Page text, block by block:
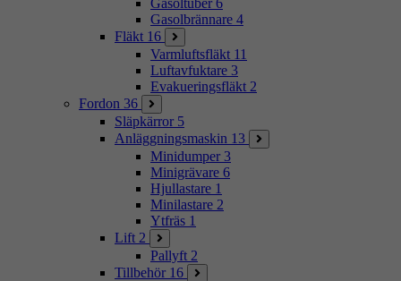
Gasoltuber 6
Gasolbrännare 4
Fläkt 16
Varmluftsfläkt 11
Luftavfuktare 3
Evakueringsfläkt 2
Fordon 36
Släpkärror 5
Anläggningsmaskin 13
Minidumper 3
Minigrävare 6
Hjullastare 1
Minilastare 2
Ytfräs 1
Lift 2
Pallyft 2
Tillbehör 16